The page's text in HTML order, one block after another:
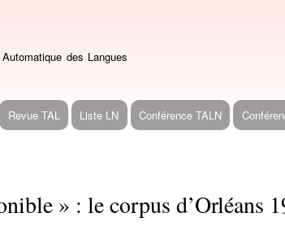
des Langues
Revue TAL Liste LN Conférence TALN
» : le corpus d’Orléans